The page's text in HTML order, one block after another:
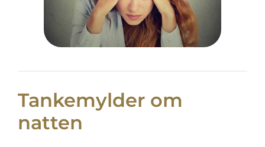
Tankemylder om
natten